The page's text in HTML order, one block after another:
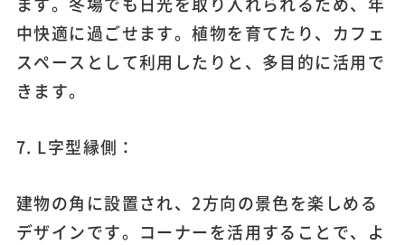
中快適に過ごせます。植物を育てたり、カフェ
スペースとして利用したりと、多目的に活用で
きます。
7. L字型縁側：
建物の角に設置され、2方向の景色を楽しめる
デザインです。コーナーを活用することで、よ